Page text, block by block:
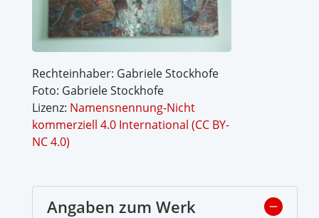
Rechteinhaber: Gabriele Stockhofe
Foto: Gabriele Stockhofe
Lizenz: Namensnennung-Nicht
kommerziell 4.0 International (CC BY-
NC 4.0)
Angaben zum Werk